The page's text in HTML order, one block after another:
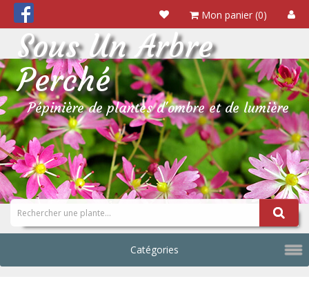
Mon panier (0)
Sous Un Arbre
Perché
Pépinière de plantes d'ombre et de lumière
Catégories